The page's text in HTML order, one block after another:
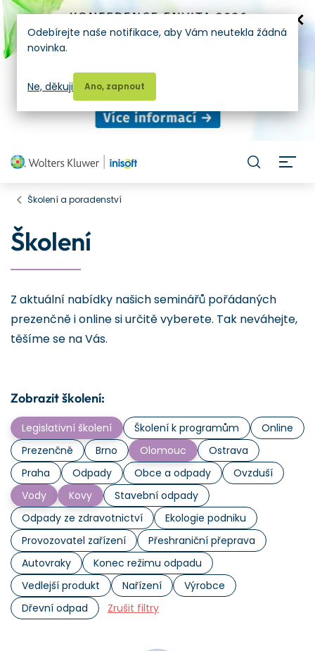
Školení a poradenství
Školení
Z aktuální nabídky našich seminářů pořádaných
prezenčně i online si určitě vyberete. Tak neváhejte,
těšíme se na Vás.
Zobrazit školení:
Legislativní školení Školení k programům
Online
Prezenčně
Brno Olomouc
Ostrava
Praha
Odpady Obce a odpady
Ovzduší
Vody
Kovy
Stavební odpady
Odpady ze zdravotnictví
Ekologie podniku
Provozovatel zařízení
Přeshraniční přeprava
Autovraky
Konec režimu odpadu
Vedlejší produkt
Nařízení
Výrobce
Dřevní odpad
Zrušit filtry
Odebírejte naše notifikace, aby Vám neutekla žádná
novinka.
Ano, zapnout
Ne, děkuji